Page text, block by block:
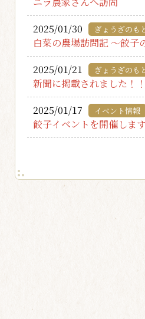
2025/01/30
ぎょうざのも
白菜の農場訪問記 ～餃子
2025/01/21
ぎょうざのも
新聞に掲載されました！！
2025/01/17
イベント情報
餃子イベントを開催しま